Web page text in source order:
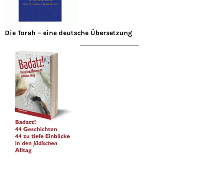
Die Torah – eine deutsche Übersetzung